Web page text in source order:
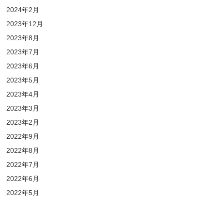
2024年2月
2023年12月
2023年8月
2023年7月
2023年6月
2023年5月
2023年4月
2023年3月
2023年2月
2022年9月
2022年8月
2022年7月
2022年6月
2022年5月